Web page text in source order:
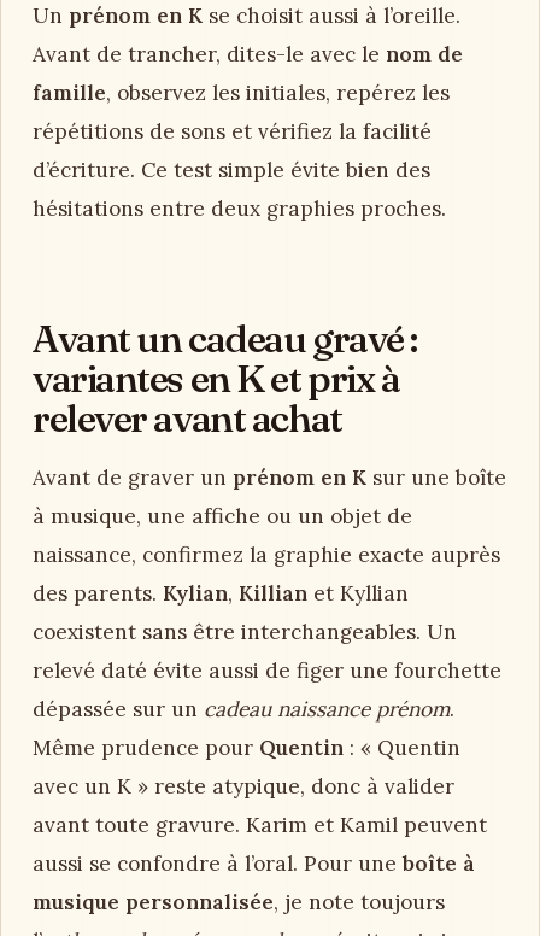
Un prénom en K se choisit aussi à l’oreille.
Avant de trancher, dites-le avec le nom de
famille, observez les initiales, repérez les
répétitions de sons et vérifiez la facilité
d’écriture. Ce test simple évite bien des
hésitations entre deux graphies proches.
Avant un cadeau gravé :
variantes en K et prix à
relever avant achat
Avant de graver un prénom en K sur une boîte
à musique, une affiche ou un objet de
naissance, confirmez la graphie exacte auprès
des parents. Kylian, Killian et Kyllian
coexistent sans être interchangeables. Un
relevé daté évite aussi de figer une fourchette
dépassée sur un cadeau naissance prénom.
Même prudence pour Quentin : « Quentin
avec un K » reste atypique, donc à valider
avant toute gravure. Karim et Kamil peuvent
aussi se confondre à l’oral. Pour uneboîte à
musique personnalisée, je note toujours